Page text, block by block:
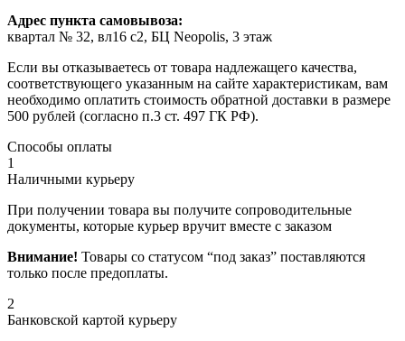
Адрес пункта самовывоза:
квартал № 32, вл16 с2, БЦ Neopolis, 3 этаж
Если вы отказываетесь от товара надлежащего качества,
соответствующего указанным на сайте характеристикам, вам
необходимо оплатить стоимость обратной доставки в размере
500 рублей (согласно п.3 ст. 497 ГК РФ).
Способы оплаты
1
Наличными курьеру
При получении товара вы получите сопроводительные
документы, которые курьер вручит вместе с заказом
Внимание! Товары со статусом “под заказ” поставляются
только после предоплаты.
2
Банковской картой курьеру